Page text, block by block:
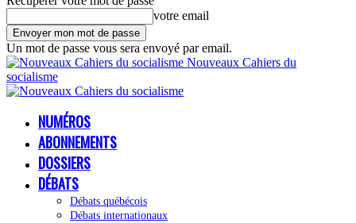
votre email
Un mot de passe vous sera envoyé par email.
Nouveaux Cahiers du
socialisme
NUMÉROS
ABONNEMENTS
DOSSIERS
DÉBATS
Débats québécois
Débats internationaux